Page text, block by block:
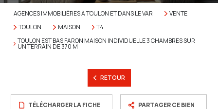
AGENCES IMMOBILIÈRES À TOULON ET DANS LE VAR
VENTE
TOULON
MAISON
T4
TOULON EST BAS FARON MAISON INDIVIDUELLE 3 CHAMBRES SUR
UN TERRAIN DE 370 M
RETOUR
TÉLÉCHARGER LA FICHE PARTAGER CE BIEN